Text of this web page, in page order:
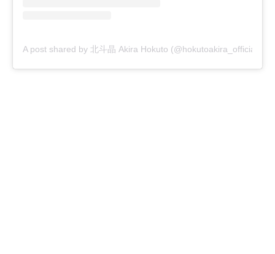
A post shared by 北斗晶 Akira Hokuto (@hokutoakira_official)